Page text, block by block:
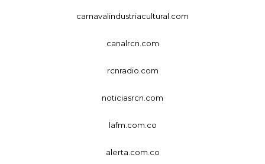
carnavalindustriacultural.com
canalrcn.com
rcnradio.com
noticiasrcn.com
lafm.com.co
alerta.com.co